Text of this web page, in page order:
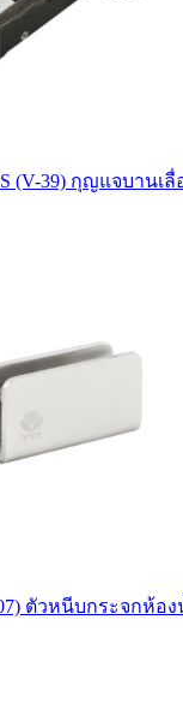
(V-39) กุญแจบานเ
ตัวหนีบกระจกห้อง